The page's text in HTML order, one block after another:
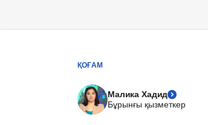
ҚОҒАМ
Малика Хадид
Бұрынғы қызметкер